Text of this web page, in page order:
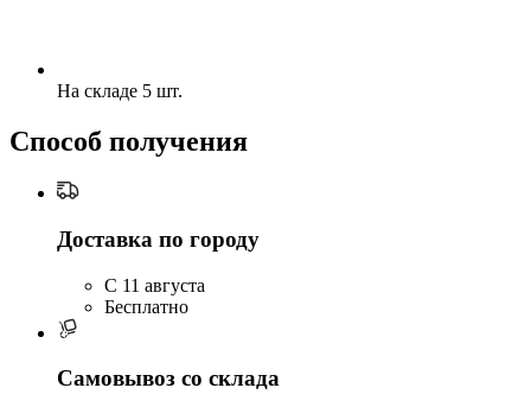
На складе 5 шт.
Способ получения
Доставка по городу
C 11 августа
Бесплатно
Самовывоз со склада